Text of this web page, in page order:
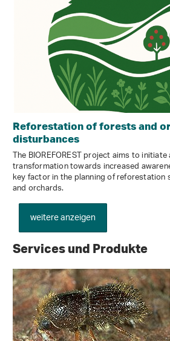
Reforestation of forests and
disturbances
The BIOREFOREST project aims to
transformation towards increased
key factor in the planning of
and orchards.
weitere anzeigen
Services und Produkte